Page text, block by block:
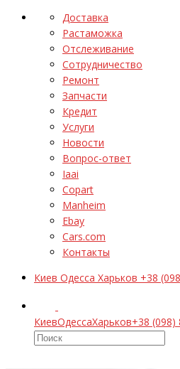
Доставка
Растаможка
Отслеживание
Сотрудничество
Ремонт
Запчасти
Кредит
Услуги
Новости
Вопрос-ответ
Iaai
Copart
Manheim
Ebay
Cars.com
Контакты
Киев Одесса Харьков +38
КиевОдессаХарьков+38 (098)